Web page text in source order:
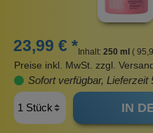
23,99 € * Inhalt: 250 ml (
Preise inkl. MwSt. zzgl.
Sofort verfügbar, Lieferzeit
IN